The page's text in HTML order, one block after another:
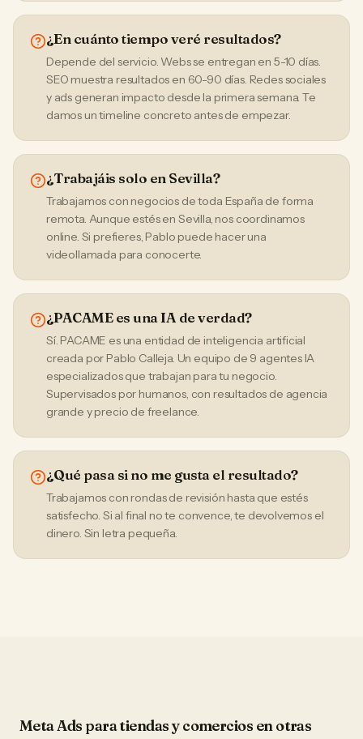
¿En cuánto tiempo veré resultados?
Depende del servicio. Webs se entregan en 5-10 días.
SEO muestra resultados en 60-90 días. Redes sociales
y ads generan impacto desde la primera semana. Te
damos un timeline concreto antes de empezar.
¿Trabajáis solo en Sevilla?
Trabajamos con negocios de toda España de forma
remota. Aunque estés en Sevilla, nos coordinamos
online. Si prefieres, Pablo puede hacer una
videollamada para conocerte.
¿PACAME es una IA de verdad?
Sí. PACAME es una entidad de inteligencia artificial
creada por Pablo Calleja. Un equipo de 9 agentes IA
especializados que trabajan para tu negocio.
Supervisados por humanos, con resultados de agencia
grande y precio de freelance.
¿Qué pasa si no me gusta el resultado?
Trabajamos con rondas de revisión hasta que estés
satisfecho. Si al final no te convence, te devolvemos el
dinero. Sin letra pequeña.
Meta Ads paratiendas y comercios en otras